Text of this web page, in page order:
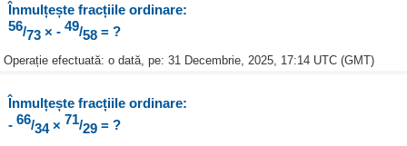
Înmulțește fracțiile ordinare:
56/73× - 49/58= ?
Operație efectuată: o dată, pe: 31 Decembrie, 2025, 17:14 UTC (GMT)
Înmulțește fracțiile ordinare:
- 66/34 × 71/29= ?